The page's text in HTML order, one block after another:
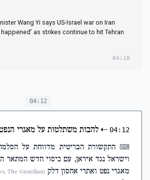
Wang Yi says US-Israel war on Iran
as strikes continue to hit Tehran
04:10
04:12
04:12
⇠להבות משתלטות על מאגרי
⌨ התקשורת הבריטית מדווחת על
וישראל נגד איראן, עם כיסוי חדש המתאר
מאגרי נפט ואתרי אחסון דלק (Daily Mail, Sky News, The Guardian)